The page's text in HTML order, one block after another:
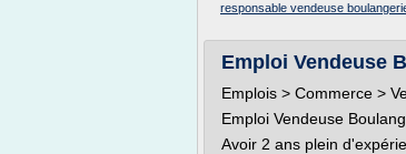
responsable vendeuse
Emploi Vendeuse
Emplois > Commerce >
Emploi Vendeuse
Avoir 2 ans plein